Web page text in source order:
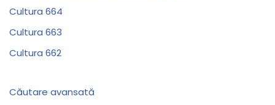
Cultura 664
Cultura 663
Cultura 662
Căutare avansată